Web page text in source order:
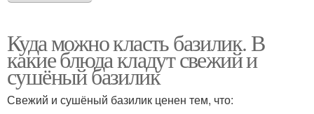
Куда можно класть базилик. В
какие блюда кладут свежий и
сушёный базилик
Свежий и сушёный базилик ценен тем, что: